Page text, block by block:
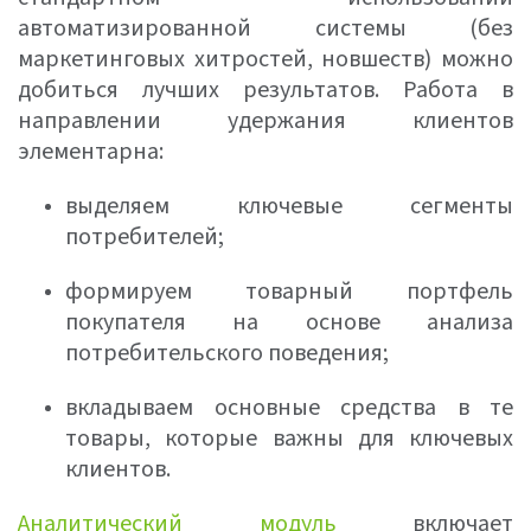
автоматизированной системы (без
маркетинговых хитростей, новшеств) можно
добиться лучших результатов. Работа в
направлении удержания клиентов
элементарна:
выделяем ключевые сегменты
потребителей;
формируем товарный портфель
покупателя на основе анализа
потребительского поведения;
вкладываем основные средства в те
товары, которые важны для ключевых
клиентов.
Аналитический модуль включает